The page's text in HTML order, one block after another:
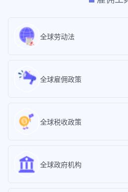
全球劳动法
全球雇佣政策
全球税收政策
全球政府机构